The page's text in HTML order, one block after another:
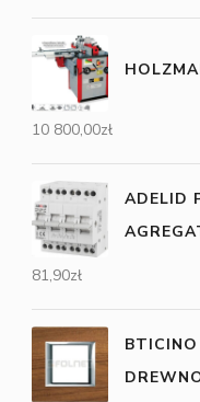
10 800,00zł
ADELID
81,90zł